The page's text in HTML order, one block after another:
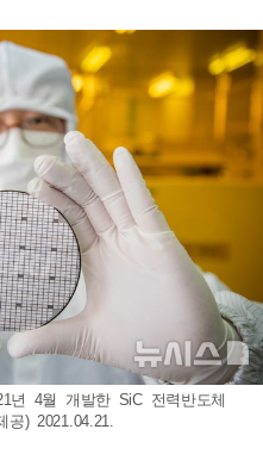
년 4월 개발한 SiC 전력반도체
) 2021.04.21.